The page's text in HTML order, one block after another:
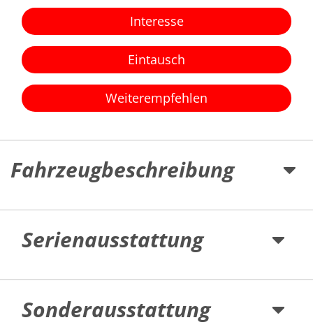
Interesse
Eintausch
Weiterempfehlen
Fahrzeugbeschreibung
Serienausstattung
Sonderausstattung